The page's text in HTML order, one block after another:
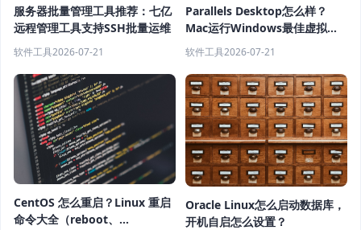
服务器批量管理工具推荐：七亿
远程管理工具支持SSH批量运维
软件工具2026-07-21
Parallels Desktop怎么样？
Mac运行Windows最佳虚拟机
软件推荐
软件工具2026-07-21
CentOS 怎么重启？Linux 重启
命令大全（reboot、
Oracle Linux怎么启动数据库，
开机自启怎么设置？